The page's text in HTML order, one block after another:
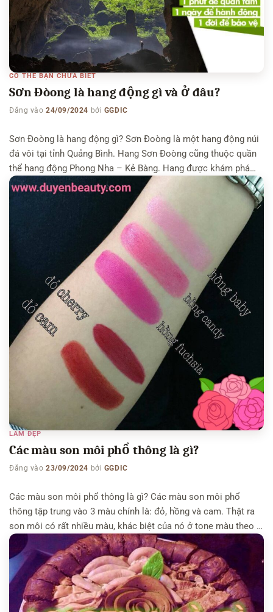
CÓ THỂ BẠN CHƯA BIẾT
Sơn Đòong là hang động gì và ở đâu?
Đăng vào24/09/2024 bởi GGDIC
Sơn Đoòng là hang động gì? Sơn Đoòng là một hang động núi
đá vôi tại tỉnh Quảng Bình. Hang Sơn Đoòng cũng thuộc quần
thể hang động Phong Nha – Kẻ Bàng. Hang được khám phá
vào năm 2010 và được ghi nhận là hang động dài nhất và lớn
nhất thế giới. Có […]
LÀM ĐẸP
Các màu son môi phổ thông là gì?
Đăng vào23/09/2024 bởi GGDIC
Các màu son môi phổ thông là gì? Các màu son môi phổ
thông tập trung vào 3 màu chính là: đỏ, hồng và cam. Thật ra
son môi có rất nhiều màu, khác biệt của nó ở tone màu theo 3
màu cơ bản trên. Dưới con mắt của quý ông, có thể khó […]